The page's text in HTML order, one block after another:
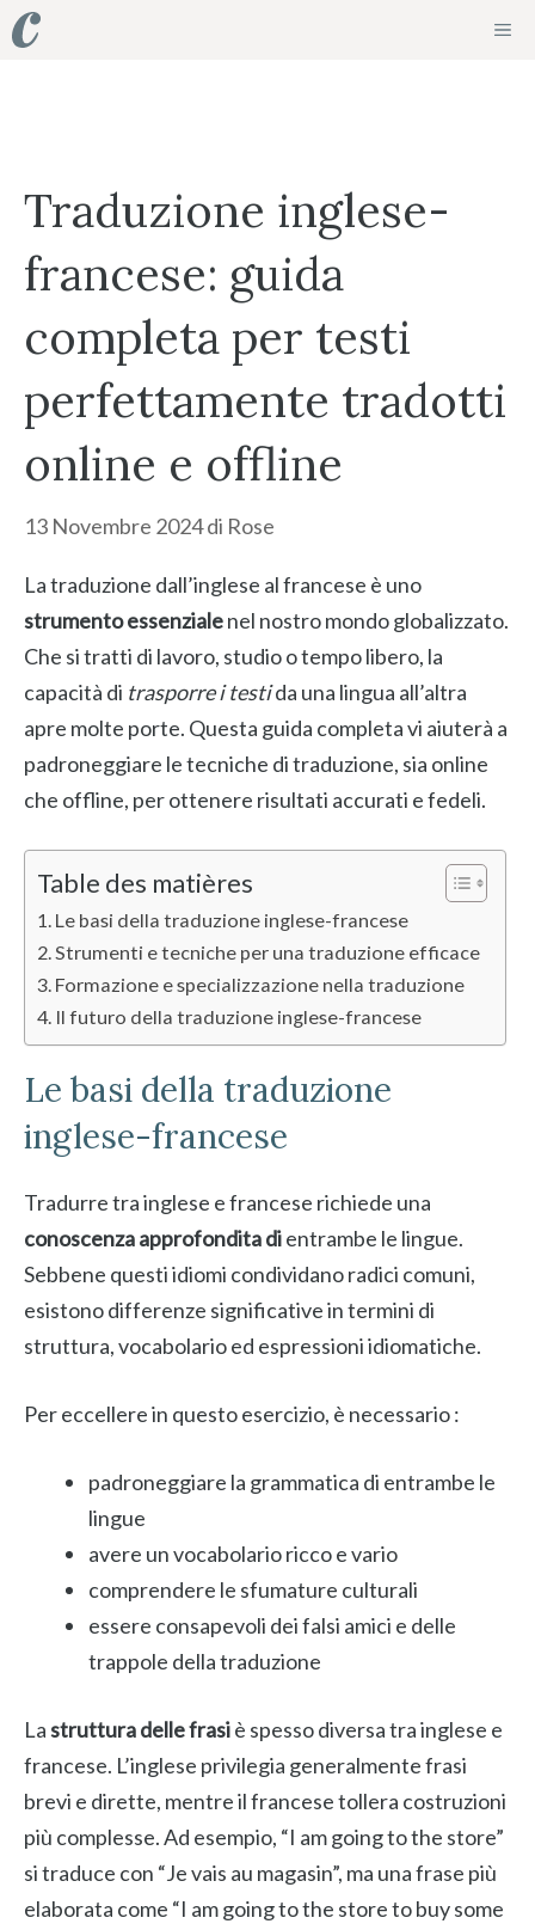
Vai
al
Traduzione inglese-
francese: guida
completa per testi
perfettamente tradotti
online e offline
13 Novembre 2024di Rose
La traduzione dall’inglese al francese è uno
strumento essenzialenel nostro mondo globalizzato.
Che si tratti di lavoro, studio o tempo libero, la
capacità di trasporre i testida una lingua all’altra
apre molte porte. Questa guida completa vi aiuterà a
padroneggiare le tecniche di traduzione, sia online
che offline, per ottenere risultati accurati e fedeli.
Table des matières
Le basi della traduzione inglese-francese
Strumenti e tecniche per una traduzione efficace
Formazione e specializzazione nella traduzione
Il futuro della traduzione inglese-francese
Le basi della traduzione
inglese-francese
Tradurre tra inglese e francese richiede una
conoscenza approfondita dientrambe le lingue.
Sebbene questi idiomi condividano radici comuni,
esistono differenze significative in termini di
struttura, vocabolario ed espressioni idiomatiche.
Per eccellere in questo esercizio, è necessario :
padroneggiare la grammatica di entrambe le
lingue
avere un vocabolario ricco e vario
comprendere le sfumature culturali
essere consapevoli dei falsi amici e delle
trappole della traduzione
Lastruttura delle frasiè spesso diversa tra inglese e
francese. L’inglese privilegia generalmente frasi
brevi e dirette, mentre il francese tollera costruzioni
più complesse. Ad esempio, “I am going to the store”
si traduce con “Je vais au magasin”, ma una frase più
elaborata come “I am going to the store to buy some